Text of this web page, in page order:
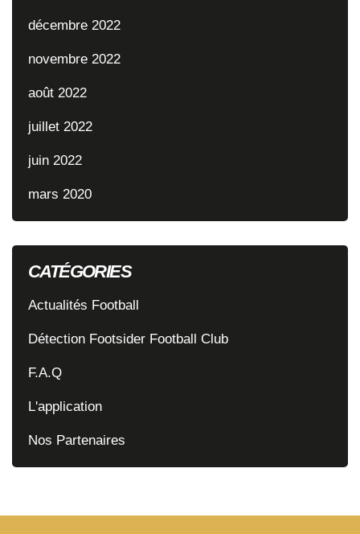
décembre 2022
novembre 2022
août 2022
juillet 2022
juin 2022
mars 2020
CATÉGORIES
Actualités Football
Détection Footsider Football Club
F.A.Q
L'application
Nos Partenaires